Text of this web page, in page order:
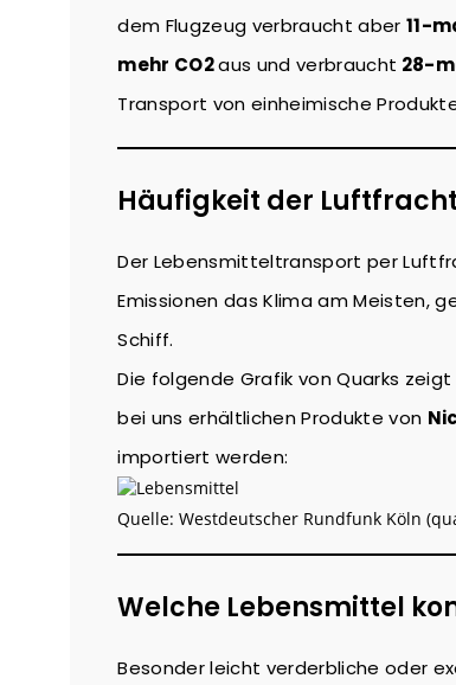
dem Flugzeug verbraucht aber11-
mehr CO2aus und verbraucht 28-
Transport von einheimische
Häufigkeit der Luftfracht
Der Lebensmitteltransport per
Emissionen das Klima am Meisten,
Schiff.
Die folgende Grafik von Quarks
bei uns erhältlichen Produkte von
importiert werden:
Quelle: Westdeutscher Rundfunk Köln
Welche Lebensmittel
Besonder leicht verderbliche oder